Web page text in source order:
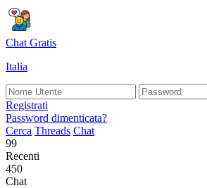
Chat Gratis
Italia
Registrati
Password dimenticata?
Cerca Threads Chat
99
Recenti
450
Chat